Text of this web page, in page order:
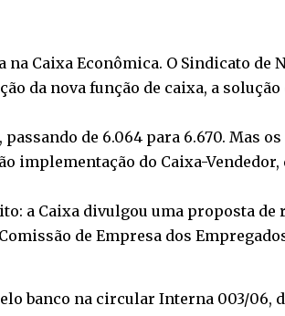
Caixa Econômica. O Sindicato
da nova função de caixa, a
de 6.064 para 6.670. Mas
implementação do Caixa-
a Caixa divulgou uma proposta
de Empresa dos
banco na circular Interna 003/